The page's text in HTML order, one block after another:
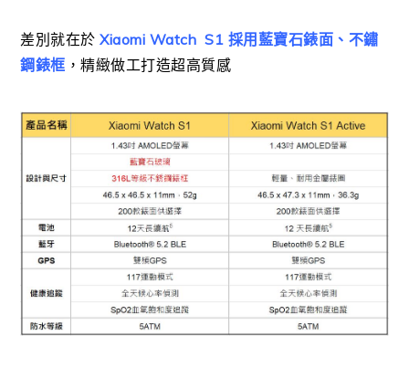
差別就在於Xiaomi Watch S1 採用 藍寶石錶面、不鏽
鋼錶框 ，精緻做工打造超高質感